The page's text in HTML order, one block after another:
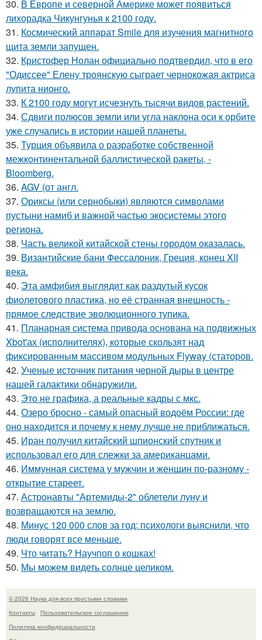
30. В Европе и северной Америке может появиться
лихорадка Чикунгунья к 2100 году.
31. Космический аппарат Smile для изучения магнитного
щита земли запущен.
32. Кристофер Нолан официально подтвердил, что в его
"Одиссее" Елену троянскую сыграет чернокожая актриса
лупита нионго.
33. К 2100 году могут исчезнуть тысячи видов растений.
34. Сдвиги полюсов земли или угла наклона оси к орбите
уже случались в истории нашей планеты.
35. Турция объявила о разработке собственной
межконтинентальной баллистической ракеты, -
Bloomberg.
36. AGV (от англ.
37. Ориксы (или сернобыки) являются символами
пустыни намиб и важной частью экосистемы этого
региона.
38. Часть великой китайской стены городом оказалась.
39. Византийские бани Фессалоник, Греция, конец XII
века.
40. Эта амфибия выглядит как раздутый кусок
фиолетового пластика, но её странная внешность -
прямое следствие эволюционного тупика.
41. Планарная система привода основана на подвижных
Xbot'ах (исполнителях), которые скользят над
фиксированным массивом модульных Flyway (статоров.
42. Ученые источник питания черной дыры в центре
нашей галактики обнаружили.
43. Это не графика, а реальные кадры с мкс.
44. Озеро бросно - самый опасный водоём России: где
оно находится и почему к нему лучше не приближаться.
45. Иран получил китайский шпионский спутник и
использовал его для слежки за американцами.
46. Иммунная система у мужчин и женщин по-разному -
открытие стареет.
47. Астронавты "Артемиды-2" облетели луну и
возвращаются на землю.
48. Минус 120 000 слов за год: психологи выяснили, что
люди говорят все меньше.
49. Что читать? Научпоп о кошках!
50. Мы можем видеть солнце целиком.
© 2026 Наука для всех простыми словами
Контакты
Пользовательское соглашение
Политика конфидециальности